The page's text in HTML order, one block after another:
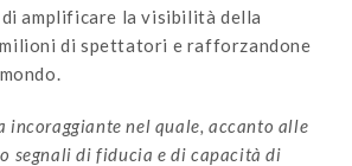
di amplificare la visibilità della
di spettatori e rafforzandone
nel quale, accanto alle
segnali di fiducia e di capacità di